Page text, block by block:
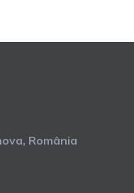
România